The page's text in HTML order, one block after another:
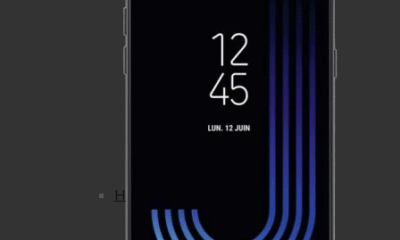
iPhone 6S Plus
iPhone 6 Plus
iPhone 5C
Honor
Honor view
Honor View 20